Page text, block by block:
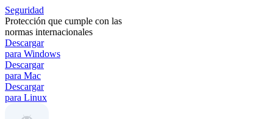
Seguridad
Protección que cumple con las
normas internacionales
Descargar
para Windows
Descargar
para Mac
Descargar
para Linux